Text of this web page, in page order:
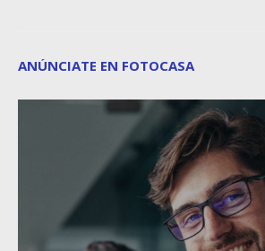
ANÚNCIATE EN FOTOCASA